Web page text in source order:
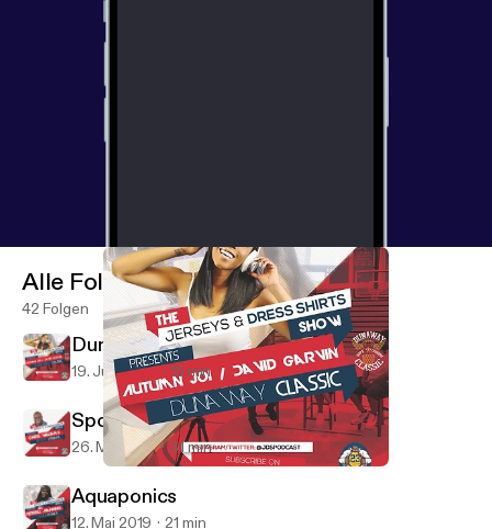
Jerseys & Dress Shirts
Alle Folgen
42 Folgen
Dunaway Classic
19. Juni 2019 15 min
Sports Stream
26. Mai 2019 31 min
Aquaponics
12. Mai 2019 21 min